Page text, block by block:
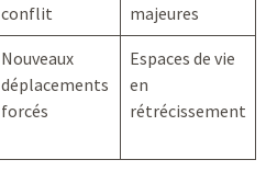
conflit
majeures
Nouveaux
déplacements
forcés
Espaces de vie
en
rétrécissement